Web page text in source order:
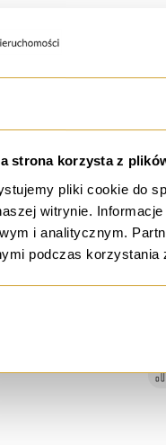
strona korzysta z
pliki cookie do
witrynie.
i analitycznym.
podczas korzystania
Sępolno | =